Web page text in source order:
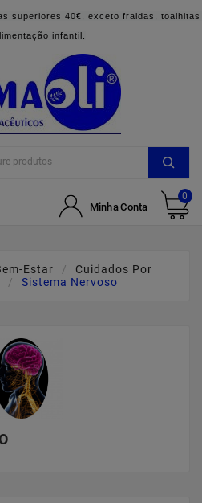
superiores 40€, exceto fraldas, toalhitas
infantil.
Minha Conta
0
Estar
Cuidados Por
Sistema Nervoso